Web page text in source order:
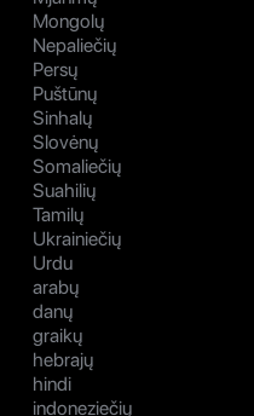
Mongolų
Nepaliečių
Persų
Puštūnų
Sinhalų
Slovėnų
Somaliečių
Suahilių
Tamilų
Ukrainiečių
Urdu
arabų
danų
graikų
hebrajų
hindi
indoneziečių